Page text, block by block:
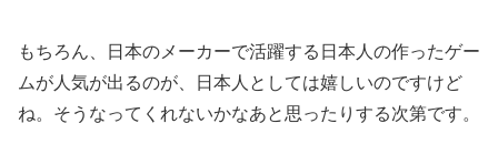
もちろん、日本のメーカーで活躍する日本人の作ったゲー
ムが人気が出るのが、日本人としては嬉しいのですけど
ね。そうなってくれないかなあと思ったりする次第です。